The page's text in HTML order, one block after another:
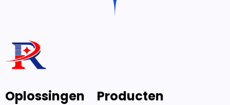
Oplossingen Producten